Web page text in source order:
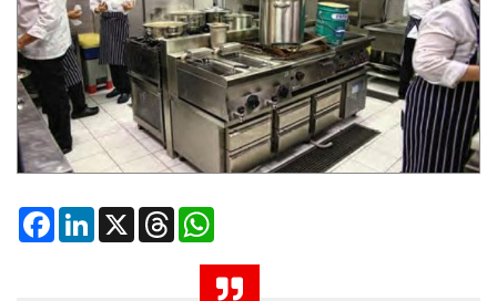
FacebookLinkedIn
X Threads